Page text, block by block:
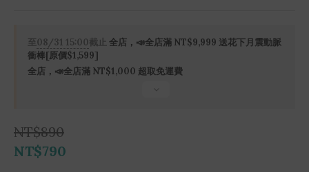
至08/31 15:00截止
全店，📣全店滿 NT$9,999 送花下月震動脈
衝棒[原價$1,599]
全店，📣全店滿 NT$1,000 超取免運費
NT$890
NT$790